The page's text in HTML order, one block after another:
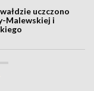
uczczono
Malewskiej i